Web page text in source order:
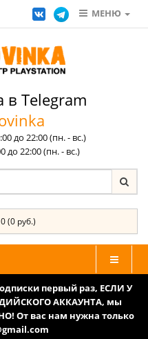
МЕНЮ
в Telegram
до 22:00 (пн. - вс.)
до 22:00 (пн. - вс.)
(0 руб.)
первый раз, ЕСЛИ У
АККАУНТА, мы
От вас нам нужна только